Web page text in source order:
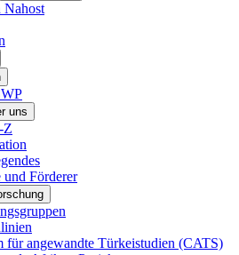
uns
Z
und Förderer
für angewandte Türkeistudien (CATS)